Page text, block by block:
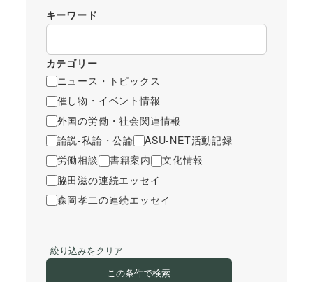
キーワード
カテゴリー
ニュース・トピックス
催し物・イベント情報
外国の労働・社会関連情報
論説-私論・公論
ASU-NET活動記録
労働相談
書籍案内
文化情報
脇田滋の連続エッセイ
森岡孝二の連続エッセイ
絞り込みをクリア
この条件で検索